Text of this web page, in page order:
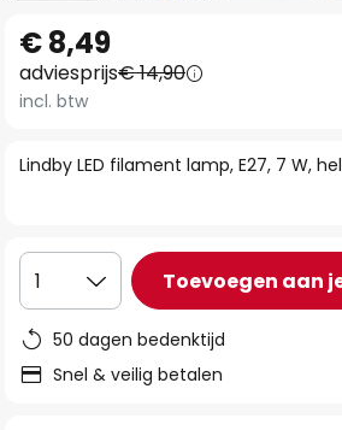
naar
het
begin
de
Lindby LED filament lamp, E27, 7 W,
€ 8,49
adviesprijs€ 14,90
incl. btw
1 Toevoegen aan
50 dagen bedenktijd
Snel & veilig betalen